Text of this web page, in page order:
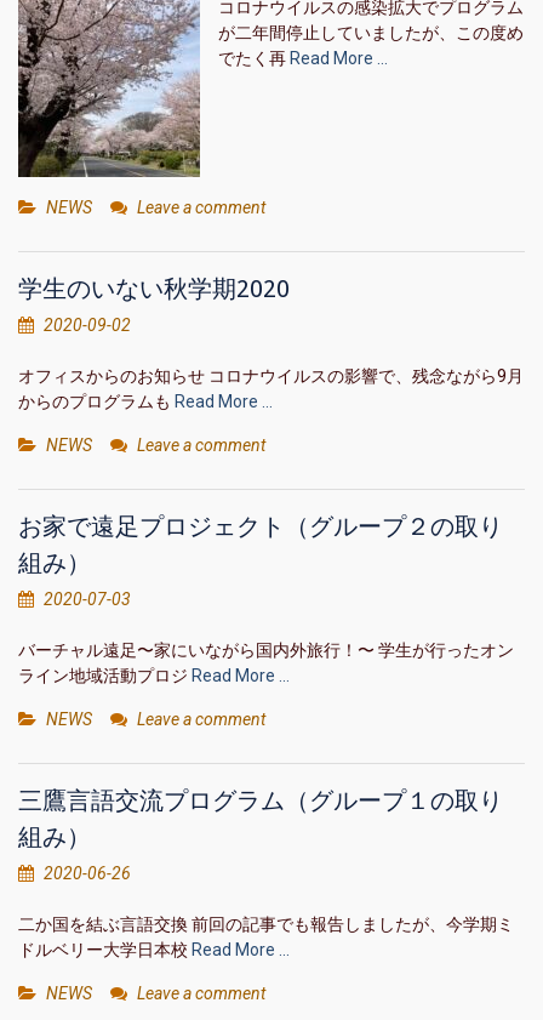
コロナウイルスの感染拡大でプログラム
が二年間停止していましたが、この度め
でたく再 Read More …
NEWS Leave a comment
学生のいない秋学期2020
2020-09-02
オフィスからのお知らせ コロナウイルスの影響で、残念ながら9月
からのプログラムも Read More …
NEWS Leave a comment
お家で遠足プロジェクト（グループ２の取り
組み）
2020-07-03
バーチャル遠足〜家にいながら国内外旅行！〜 学生が行ったオン
ライン地域活動プロジ Read More …
NEWS Leave a comment
三鷹言語交流プログラム（グループ１の取り
組み）
2020-06-26
二か国を結ぶ言語交換 前回の記事でも報告しましたが、今学期ミ
ドルベリー大学日本校 Read More …
NEWS Leave a comment